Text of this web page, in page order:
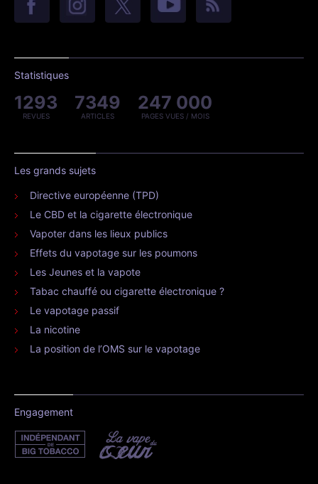
Statistiques
1293
REVUES
7349
ARTICLES
247 000
PAGES VUES / MOIS
Les grands sujets
Directive européenne (TPD)
Le CBD et la cigarette électronique
Vapoter dans les lieux publics
Effets du vapotage sur les poumons
Les Jeunes et la vapote
Tabac chauffé ou cigarette électronique ?
Le vapotage passif
La nicotine
La position de l’OMS sur le vapotage
Engagement